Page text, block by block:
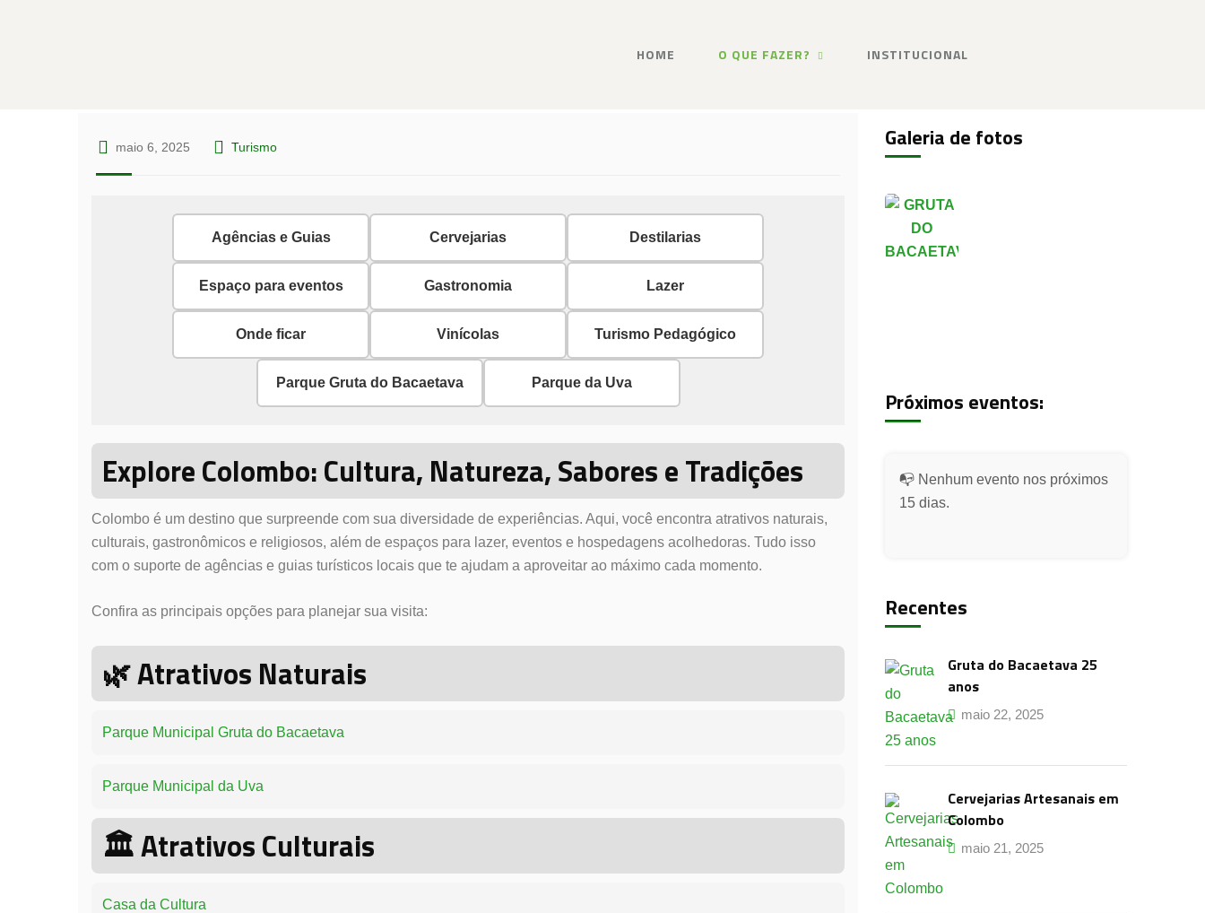
HOME O QUE FAZER? INSTITUCIONAL
maio 6, 2025 Turismo
Agências e Guias Cervejarias Destilarias
Espaço para eventos Gastronomia Lazer
Onde ficar Vinícolas Turismo Pedagógico
Parque Gruta do Bacaetava Parque da Uva
Explore Colombo: Cultura, Natureza, Sabores e Tradições
Colombo é um destino que surpreende com sua diversidade de experiências. Aqui, você encontra atrativos naturais,
culturais, gastronômicos e religiosos, além de espaços para lazer, eventos e hospedagens acolhedoras. Tudo isso
com o suporte de agências e guias turísticos locais que te ajudam a aproveitar ao máximo cada momento.
Confira as principais opções para planejar sua visita:
🌿Atrativos Naturais
Parque Municipal Gruta do Bacaetava
Parque Municipal da Uva
🏛️Atrativos Culturais
Casa da Cultura
Galeria de fotos
Próximos eventos:
📭 Nenhum evento nos próximos
15 dias.
Recentes
Gruta do Bacaetava 25
anos
maio 22, 2025
Cervejarias Artesanais em
Colombo
maio 21, 2025